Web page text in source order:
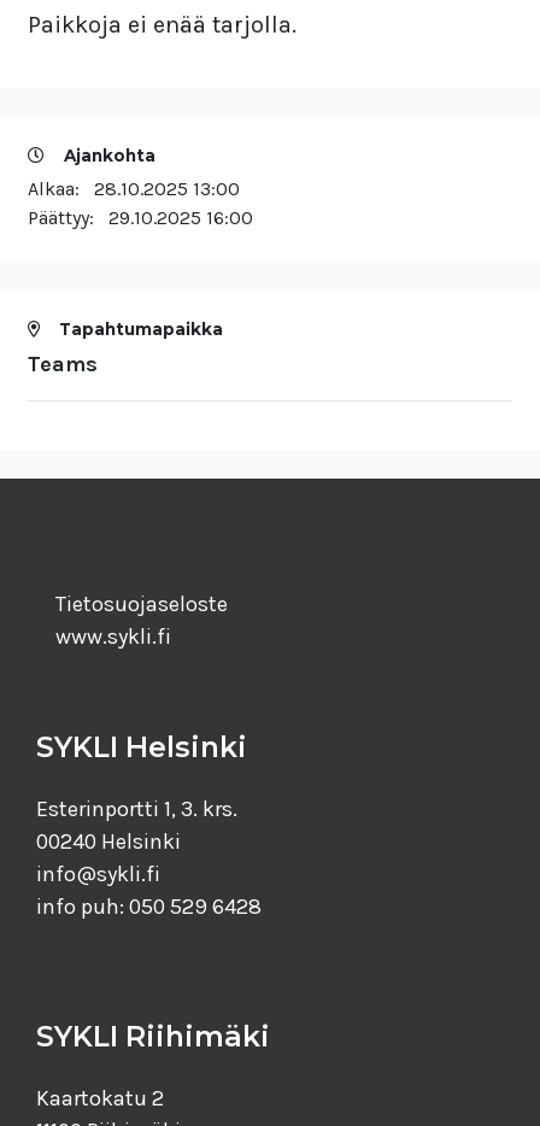
Paikkoja ei enää tarjolla.
Ajankohta
Alkaa: 28.10.2025 13:00
Päättyy: 29.10.2025 16:00
Tapahtumapaikka
Teams
Tietosuojaseloste
www.sykli.fi
SYKLI Helsinki
Esterinportti 1, 3. krs.
00240 Helsinki
info@sykli.fi
info puh: 050 529 6428
SYKLI Riihimäki
Kaartokatu 2